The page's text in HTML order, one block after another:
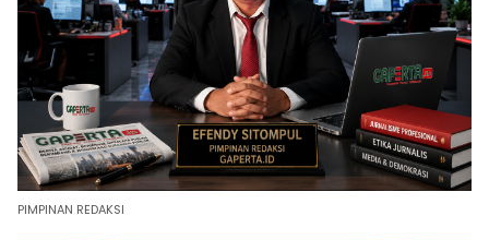
PIMPINAN REDAKSI